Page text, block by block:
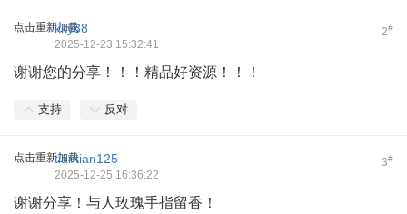
点击重新加载 2#
kky88
2025-12-23 15:32:41
谢谢您的分享！！！精品好资源！！！
支持 反对
点击重新加载 3#
tiantian125
2025-12-25 16:36:22
谢谢分享！与人玫瑰手指留香！